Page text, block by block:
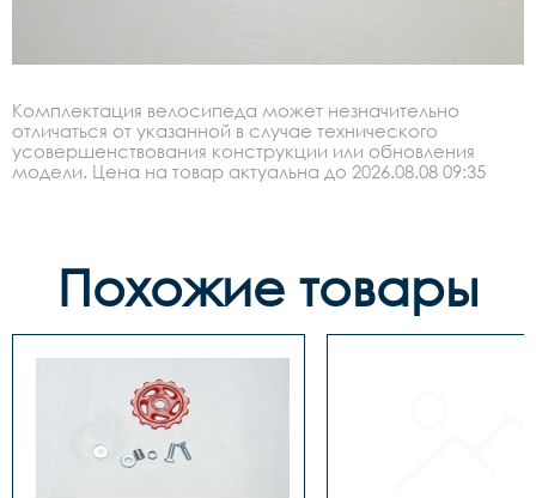
Комплектация велосипеда может незначительно
отличаться от указанной в случае технического
усовершенствования конструкции или обновления
модели. Цена на товар актуальна до 2026.08.08 09:35
Похожие товары